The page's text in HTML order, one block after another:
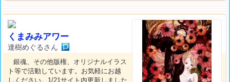
くまみみアワー
達樹めぐるさん
銀魂、その他版権、オリジナルイラス
ト等で活動しています。お気軽にお越
しください。1/21サイト内更新しました